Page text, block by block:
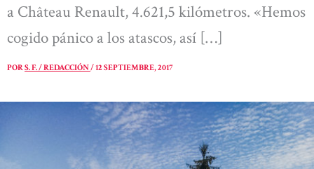
a Château Renault, 4.621,5 kilómetros. «Hemos
cogido pánico a los atascos, así […]
PORS. F. / REDACCIÓN/12 SEPTIEMBRE, 2017